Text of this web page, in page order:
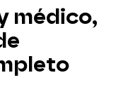
médico,